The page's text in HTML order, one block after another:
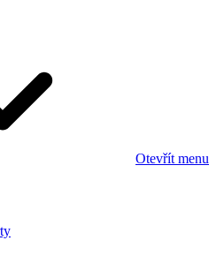
Otevřít menu